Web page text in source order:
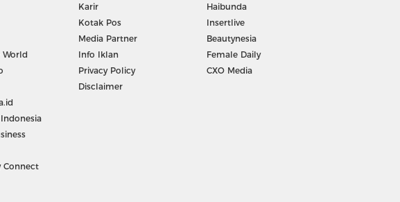
World
Connect
Karir
Kotak Pos
Media Partner
Info Iklan
Privacy Policy
Disclaimer
Haibunda
Insertlive
Beautynesia
Female Daily
CXO Media